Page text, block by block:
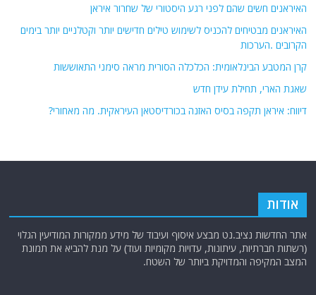
האיראנים חשים שהם לפני רגע היסטורי של שחרור איראן
האיראנים מבטיחים להכניס לשימוש טילים חדישים יותר וקטלניים יותר בימים
הקרובים .הערכות
קרן המטבע הבינלאומית: הכלכלה הסורית מראה סימני התאוששות
שאגת הארי, תחילת עידן חדש
דיווח: איראן תקפה בסיס האזנה בכורדיסטאן העיראקית. מה מאחורי?
אודות
אתר החדשות נציב.נט מבצע איסוף ועיבוד של מידע ממקורות המודיעין הגלוי
(רשתות חברתיות, עיתונות, עדויות מקומיות ועוד) על מנת להביא את תמונת
המצב המקיפה והמדויקת ביותר של השטח.